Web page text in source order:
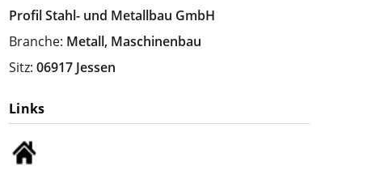
Profil Stahl- und Metallbau GmbH
Branche: Metall, Maschinenbau
Sitz: 06917 Jessen
Links